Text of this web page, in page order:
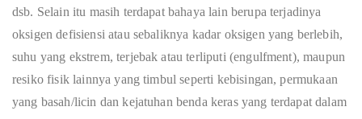
dsb. Selain itu masih terdapat bahaya lain berupa terjadinya
oksigen defisiensi atau sebaliknya kadar oksigen yang berlebih,
suhu yang ekstrem, terjebak atau terliputi (engulfment), maupun
resiko fisik lainnya yang timbul seperti kebisingan, permukaan
yang basah/licin dan kejatuhan benda keras yang terdapat dalam